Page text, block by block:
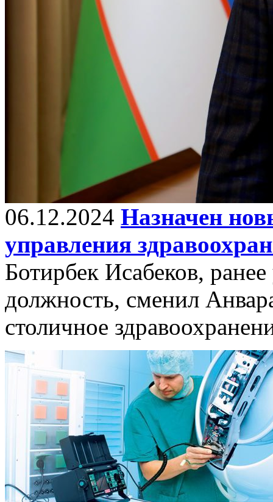
06.12.2024 Назначен
управления
Ботирбек Исабеков,
должность, сменил
столичное